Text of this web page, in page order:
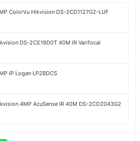
ColorVu Hikvision DS-2CD1127G2-LUF
DS-2CE19D0T 40M IR Varifocal
IP Logan LP2BDCS
4MP AcuSense IR 40M DS-2CD2043G2